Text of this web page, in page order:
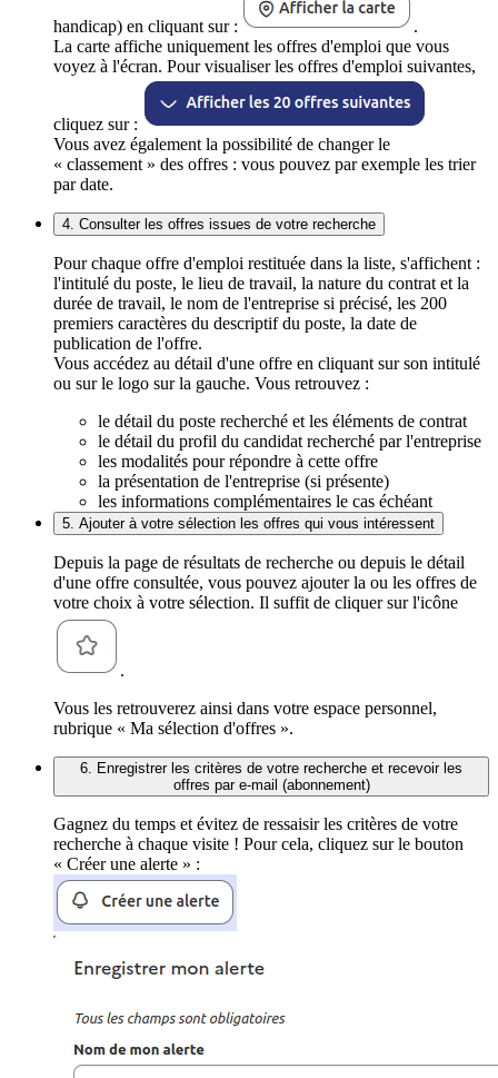
handicap) en cliquant sur :
.
La carte affiche uniquement les offres d'emploi que vous
voyez à l'écran. Pour visualiser les offres d'emploi suivantes,
cliquez sur :
Vous avez également la possibilité de changer le
« classement » des offres : vous pouvez par exemple les trier
par date.
4. Consulter les offres issues de votre recherche
Pour chaque offre d'emploi restituée dans la liste, s'affichent :
l'intitulé du poste, le lieu de travail, la nature du contrat et la
durée de travail, le nom de l'entreprise si précisé, les 200
premiers caractères du descriptif du poste, la date de
publication de l'offre.
Vous accédez au détail d'une offre en cliquant sur son intitulé
ou sur le logo sur la gauche. Vous retrouvez :
le détail du poste recherché et les éléments de contrat
le détail du profil du candidat recherché par l'entreprise
les modalités pour répondre à cette offre
la présentation de l'entreprise (si présente)
les informations complémentaires le cas échéant
5. Ajouter à votre sélection les offres qui vous intéressent
Depuis la page de résultats de recherche ou depuis le détail
d'une offre consultée, vous pouvez ajouter la ou les offres de
votre choix à votre sélection. Il suffit de cliquer sur l'icône
.
Vous les retrouverez ainsi dans votre espace personnel,
rubrique « Ma sélection d'offres ».
6. Enregistrer les critères de votre recherche et recevoir les
offres par e-mail (abonnement)
Gagnez du temps et évitez de ressaisir les critères de votre
recherche à chaque visite ! Pour cela, cliquez sur le bouton
« Créer une alerte » :